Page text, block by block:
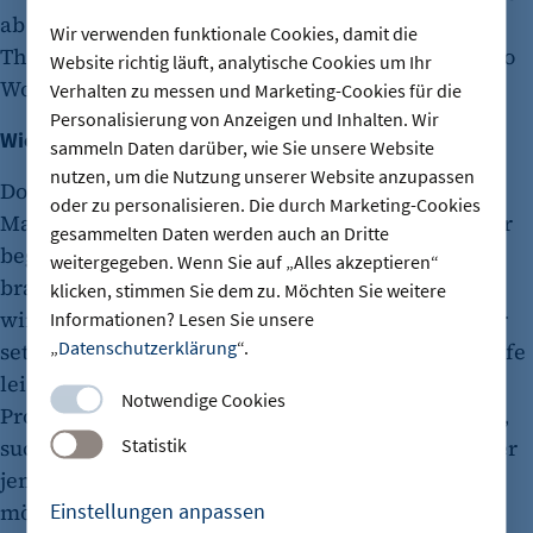
Wir verwenden funktionale Cookies, damit die
Website richtig läuft, analytische Cookies um Ihr
Verhalten zu messen und Marketing-Cookies für die
Personalisierung von Anzeigen und Inhalten. Wir
sammeln Daten darüber, wie Sie unsere Website
nutzen, um die Nutzung unserer Website anzupassen
oder zu personalisieren. Die durch Marketing-Cookies
gesammelten Daten werden auch an Dritte
weitergegeben. Wenn Sie auf „Alles akzeptieren“
klicken, stimmen Sie dem zu. Möchten Sie weitere
Informationen? Lesen Sie unsere
„Datenschutzerklärung“.
Notwendige Cookies
Statistik
Einstellungen anpassen
ab September eine intensive Vorbereitung mit
Theorie- und Praxis-Trainings ein- bis zweimal pro
Woche abends nach der Arbeit.
Wie werden diese Angebote angenommen?
Dorothee Frankenstein: Das ist sehr gemischt.
Manche finden das ganz toll und nehmen das sehr
begeistert an. Andere meinen, dass sie das nicht
brauchen. Da machen wir auch erst Druck, wenn
wir sehen, dass die Prüfungen gefährdet sind. Wir
setzen grundsätzlich auf Eigenverantwortung. Hilfe
leisten wir auch, wenn es zu persönlichen
Problemen kommt. Wenn die für uns zu groß sind,
suchen wir geeignete Ansprechpartner. Wenn aber
jemand einen Coach nicht in Anspruch nehmen
möchte, können wir ihn nicht zwingen.